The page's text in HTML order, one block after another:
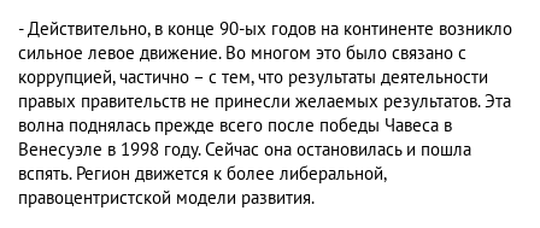
- Действительно, в конце 90-ых годов на континенте возникло
сильное левое движение. Во многом это было связано с
коррупцией, частично – с тем, что результаты деятельности
правых правительств не принесли желаемых результатов. Эта
волна поднялась прежде всего после победы Чавеса в
Венесуэле в 1998 году. Сейчас она остановилась и пошла
вспять. Регион движется к более либеральной,
правоцентристской модели развития.